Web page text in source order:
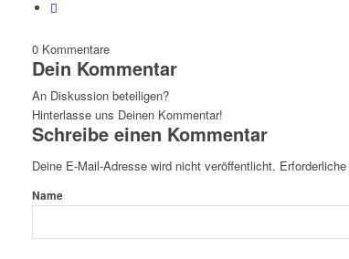
0 Kommentare
Dein Kommentar
An Diskussion beteiligen?
Hinterlasse uns Deinen Kommentar!
Schreibe einen Kommentar
Deine E-Mail-Adresse wird nicht veröffentlicht.
Name